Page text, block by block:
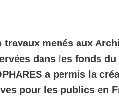
travaux menés aux
dans les fonds
a permis la
pour les publics en